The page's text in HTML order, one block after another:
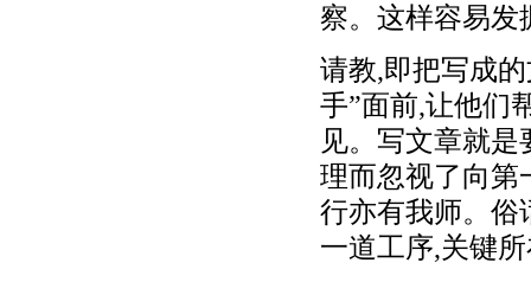
察。这样容易发
请教,即把写成
手”面前,让他们
见。写文章就
理而忽视了向第
行亦有我师。俗
一道工序,关键